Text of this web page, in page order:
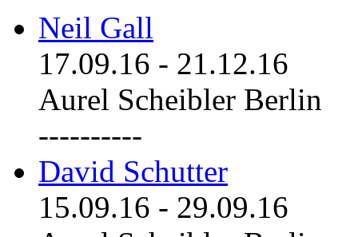
Neil Gall
17.09.16 - 21.12.16
Aurel Scheibler Berlin
----------
David Schutter
15.09.16 - 29.09.16